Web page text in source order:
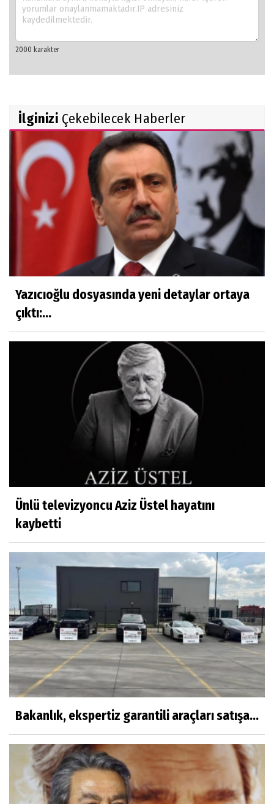
İlginizi Çekebilecek Haberler
Yazıcıoğlu dosyasında yeni detaylar ortaya
çıktı:...
Ünlü televizyoncu Aziz Üstel hayatını
kaybetti
Bakanlık, ekspertiz garantili araçları satışa...